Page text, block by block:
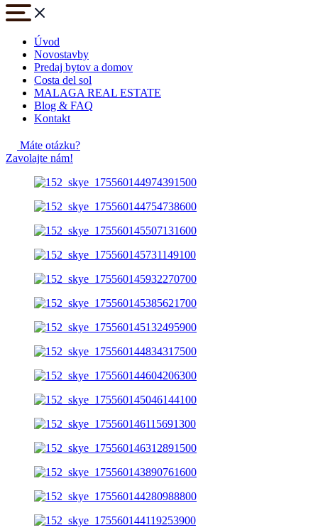
Úvod
Novostavby
Predaj bytov a domov
Costa del sol
MALAGA REAL ESTATE
Blog & FAQ
Kontakt
Máte otázku?
Zavolajte nám!